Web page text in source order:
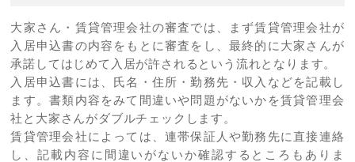
大家さん・賃貸管理会社の審査では、まず賃貸管理会社が
入居申込書の内容をもとに審査をし、最終的に大家さんが
承諾してはじめて入居が許されるという流れとなります。
入居申込書には、氏名・住所・勤務先・収入などを記載し
ます。書類内容をみて間違いや問題がないかを賃貸管理会
社と大家さんがダブルチェックします。
賃貸管理会社によっては、連帯保証人や勤務先に直接連絡
し、記載内容に間違いがないか確認するところもありま